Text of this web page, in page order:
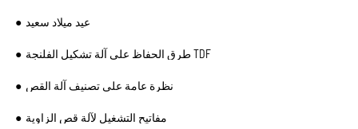
عيد ميلاد سعيد
طرق الحفاظ على آلة تشكيل الفلنجة TDF
نظرة عامة على تصنيف آلة القص
مفاتيح التشغيل لآلة قص الزاوية